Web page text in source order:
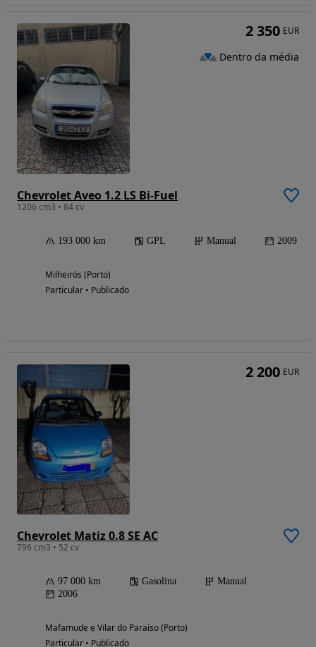
Chevrolet Aveo 1.2 LS Bi-Fuel
1206 cm3 • 84 cv
193 000 km GPL Manual 2009
Milheirós (Porto)
Particular • Publicado
2 350 EUR
Dentro da média
Chevrolet Matiz 0.8 SE AC
796 cm3 • 52 cv
97 000 km Gasolina
Manual
2006
Mafamude e Vilar do Paraíso (Porto)
Particular • Publicado
2 200 EUR